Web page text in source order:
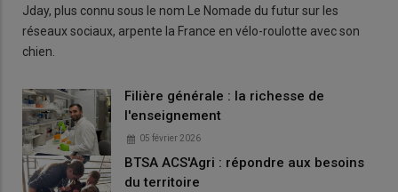
Jday, plus connu sous le nom Le Nomade du futur sur les
réseaux sociaux, arpente la France en vélo-roulotte avec son
chien.
Filière générale : la richesse de
l'enseignement
05 février 2026
BTSA ACS'Agri : répondre aux besoins
du territoire